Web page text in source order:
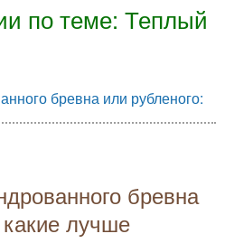
по теме: Теплый
бревна
лучше